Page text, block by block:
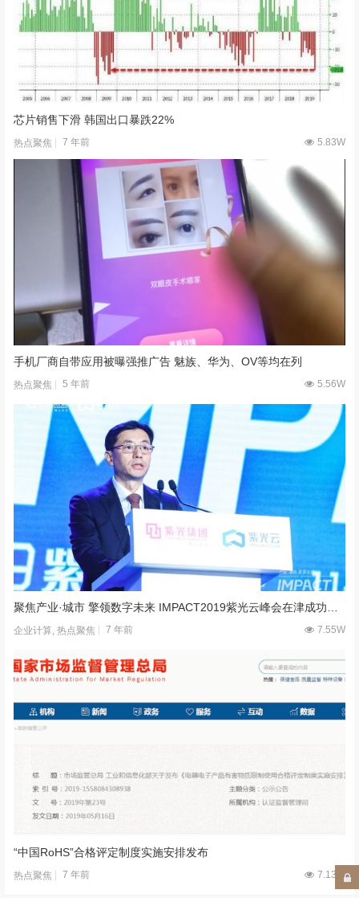
芯片销售下滑 韩国出口暴跌22%
热点聚焦 7 年前 5.83W
手机厂商自带应用被曝强推广告 魅族、华为、OV等均在列
热点聚焦 5 年前 5.56W
企业计算 ,热点聚焦 7 年前 7.55W
“中国RoHS”合格评定制度实施安排发布
热点聚焦 7 年前 7.13W